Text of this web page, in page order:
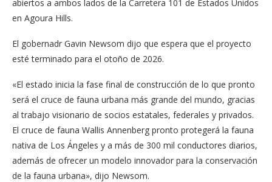
abiertos a ambos lados de la Carretera 101 de Estados Unidos
en Agoura Hills.
El gobernadr Gavin Newsom dijo que espera que el proyecto
esté terminado para el otoño de 2026.
«El estado inicia la fase final de construcción de lo que pronto
será el cruce de fauna urbana más grande del mundo, gracias
al trabajo visionario de socios estatales, federales y privados.
El cruce de fauna Wallis Annenberg pronto protegerá la fauna
nativa de Los Ángeles y a más de 300 mil conductores diarios,
además de ofrecer un modelo innovador para la conservación
de la fauna urbana», dijo Newsom.